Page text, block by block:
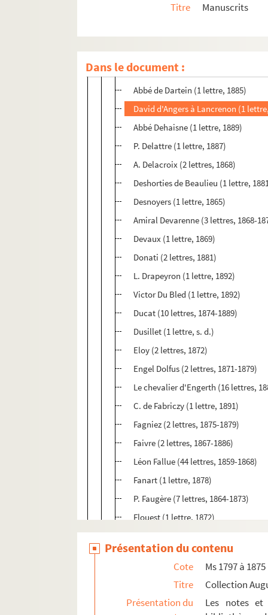
Titre
Manuscrits
Dans le document :
Ernest Courbet (11 lettres, 1873-
Cournault (1 lettre, 1882)
Darcel (2 lettres, 1875-1876)
Abbé de Dartein (1 lettre, 1885)
David d'Angers à Lancrenon (1
Abbé Dehaisne (1 lettre, 1889)
P. Delattre (1 lettre, 1887)
A. Delacroix (2 lettres, 1868)
Deshorties de Beaulieu (1 lettre,
Desnoyers (1 lettre, 1865)
Amiral Devarenne (3 lettres, 1868-
Devaux (1 lettre, 1869)
Donati (2 lettres, 1881)
L. Drapeyron (1 lettre, 1892)
Victor Du Bled (1 lettre, 1892)
Ducat (10 lettres, 1874-1889)
Dusillet (1 lettre, s. d.)
Eloy (2 lettres, 1872)
Engel Dolfus (2 lettres, 1871-1879)
Le chevalier d'Engerth (16 lettres,
C. de Fabriczy (1 lettre, 1891)
Fagniez (2 lettres, 1875-1879)
Faivre (2 lettres, 1867-1886)
Léon Fallue (44 lettres, 1859-1868)
Fanart (1 lettre, 1878)
P. Faugère (7 lettres, 1864-1873)
Flouest (1 lettre, 1872)
Forster (5 lettres, 1857-1869)
W. Franks (1 lettre, 1892)
L. Frati (3 lettres, 1883-1884)
Frimmel (2 lettres, 1889-1891)
1. Tome VIII. Lettres adressées à A.
Présentation du contenu
Cote
Ms 1797 à 1875
Titre
Collection
Présentation du
Les notes